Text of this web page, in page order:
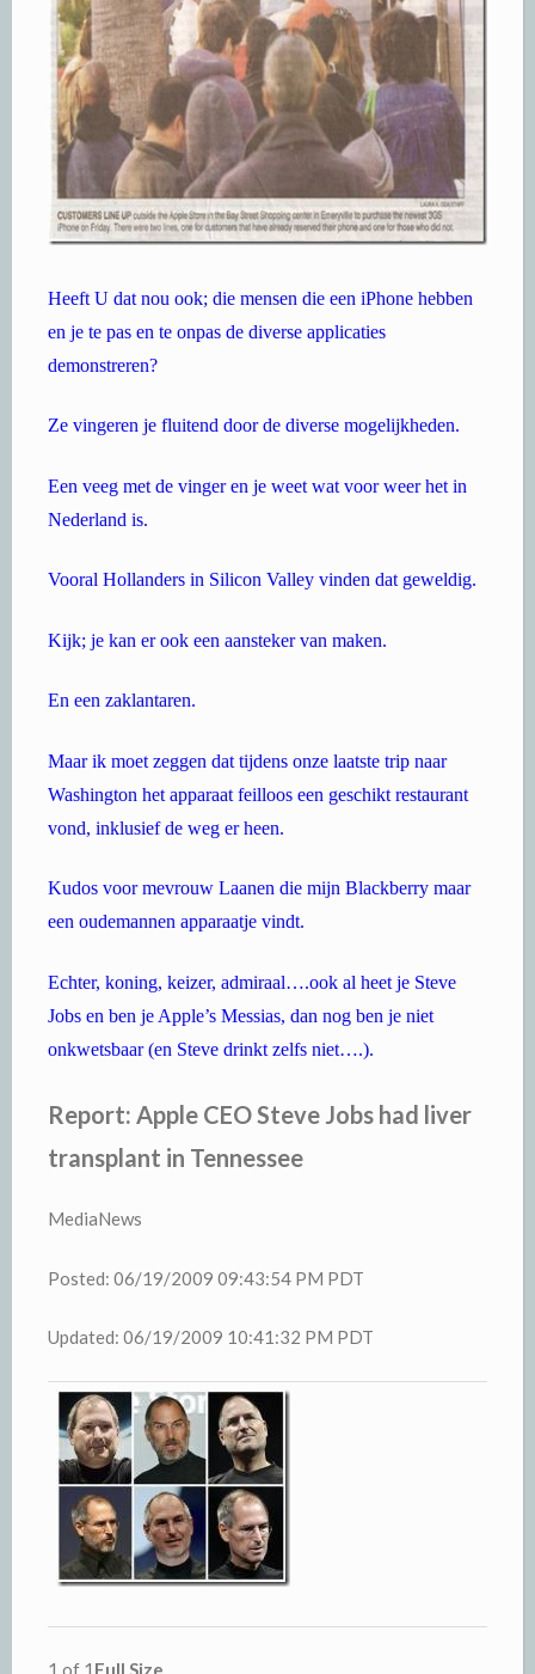
Heeft U dat nou ook; die mensen die een iPhone hebben
en je te pas en te onpas de diverse applicaties
demonstreren?
Ze vingeren je fluitend door de diverse mogelijkheden.
Een veeg met de vinger en je weet wat voor weer het in
Nederland is.
Vooral Hollanders in Silicon Valley vinden dat geweldig.
Kijk; je kan er ook een aansteker van maken.
En een zaklantaren.
Maar ik moet zeggen dat tijdens onze laatste trip naar
Washington het apparaat feilloos een geschikt restaurant
vond, inklusief de weg er heen.
Kudos voor mevrouw Laanen die mijn Blackberry maar
een oudemannen apparaatje vindt.
Echter, koning, keizer, admiraal….ook al heet je Steve
Jobs en ben je Apple’s Messias, dan nog ben je niet
onkwetsbaar (en Steve drinkt zelfs niet….).
Report: Apple CEO Steve Jobs had liver
transplant in Tennessee
MediaNews
Posted: 06/19/2009 09:43:54 PM PDT
Updated: 06/19/2009 10:41:32 PM PDT
1 of 1 Full Size